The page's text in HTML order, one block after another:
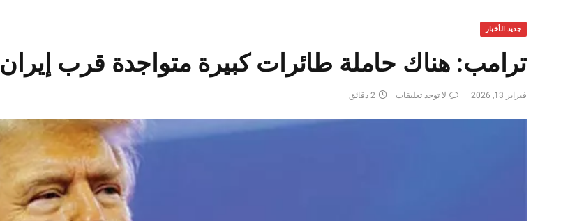
جديد الأخبار
ترامب: هناك حاملة طائرات كبيرة متواجدة قرب إيران
فبراير 13, 2026 لا توجد تعليقات 2 دقائق